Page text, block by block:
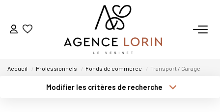
ACHETER
Accueil Professionnels Fonds de commerce Transport / Garage
Modifier les critères de recherche